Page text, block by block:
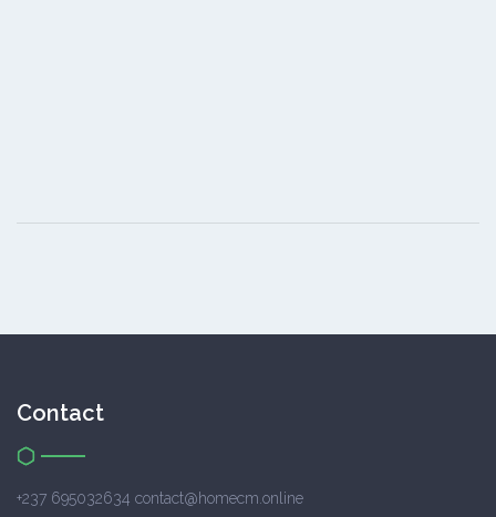
Contact
+237 695032634 contact@homecm.online